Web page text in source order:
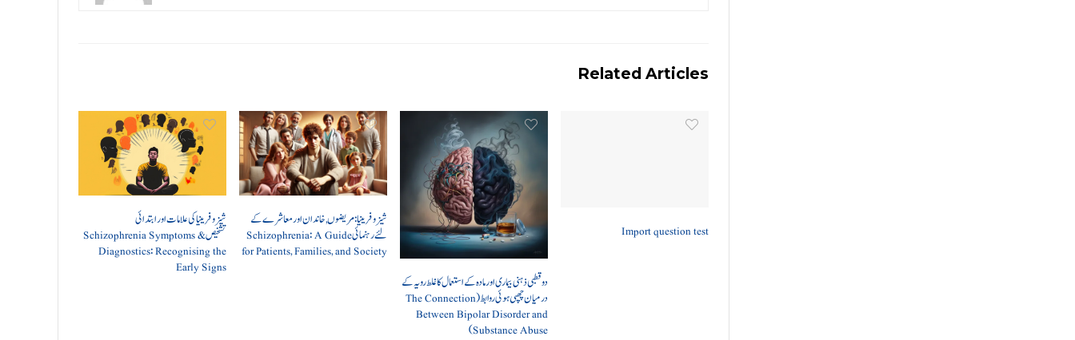
Related Articles
Import question test
دو قطبی ذہنی بیماری اور مادہ کے استعمال کا غلط رویہ کے
درمیان چھپی ہوئی روابط (The Connection
Between Bipolar Disorder and
Substance Abuse)
شیزوفرینیا: مریضوں, خاندان اور معاشرے کے
لئے رہنمائی Schizophrenia: A Guide
for Patients, Families, and Society
شیزوفرینیا کی علامات اور ابتدائی
تشخیص Schizophrenia Symptoms &
Diagnostics: Recognising the
Early Signs